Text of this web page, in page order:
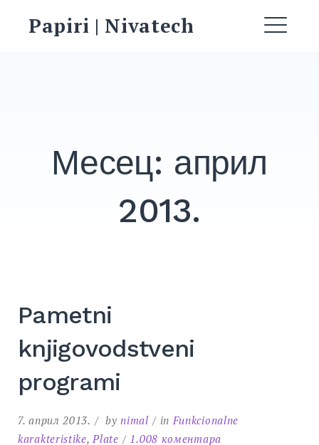
Papiri | Nivatech
Месец: април
2013.
Pametni
knjigovodstveni
programi
7. април 2013. bynimal in Funkcionalne
karakteristike,Plate 1.008 коментарана